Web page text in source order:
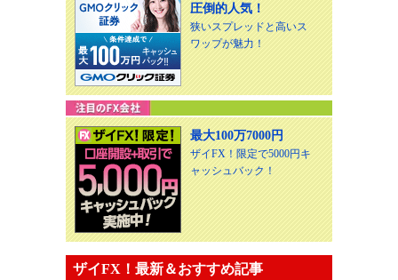
圧倒的人気！
狭いスプレッドと高いス
ワップが魅力！
最大100万7000円
ザイFX！限定で5000円キ
ャッシュバック！
ザイFX！最新＆おすすめ記事